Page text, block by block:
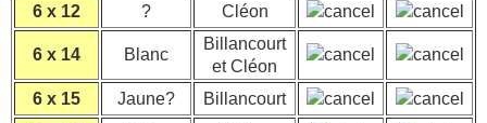
6 x 12
? Cléon
6 x 14 Blanc
Billancourt
et Cléon
6 x 15
Jaune?
Billancourt